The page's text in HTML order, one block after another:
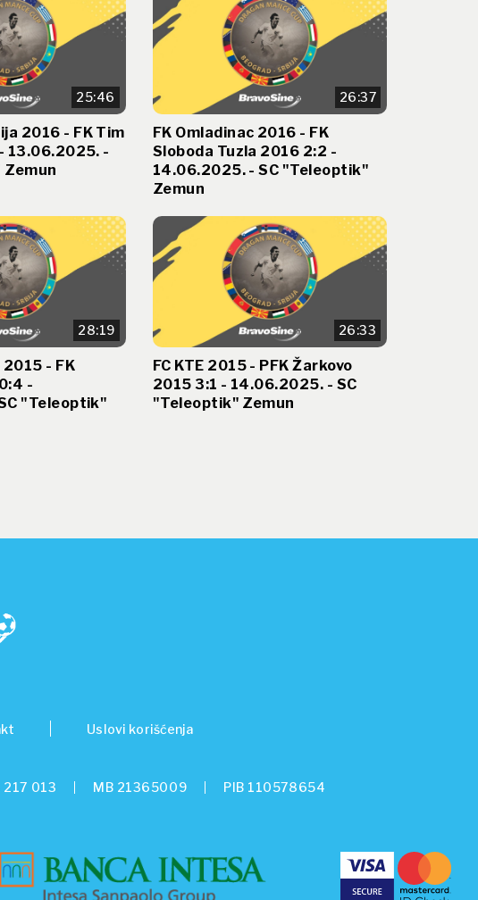
25:46
2016 - FK Tim
13.06.2025. -
26:37
FK Omladinac 2016 - FK
Sloboda Tuzla 2016 2:2 -
14.06.2025. - SC "Teleoptik"
Zemun
28:19
- FK
-
"Teleoptik"
26:33
FC KTE 2015 - PFK Žarkovo
2015 3:1 - 14.06.2025. - SC
"Teleoptik" Zemun
Uslovi korišćenja
013 MB 21365009 PIB 110578654